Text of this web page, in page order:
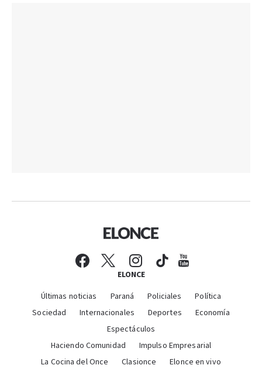
ELONCE
Últimas noticias Paraná Policiales
Política
Sociedad
Internacionales Deportes
Economía
Espectáculos
Haciendo Comunidad
Impulso Empresarial
La Cocina del Once
Clasionce Elonce en vivo